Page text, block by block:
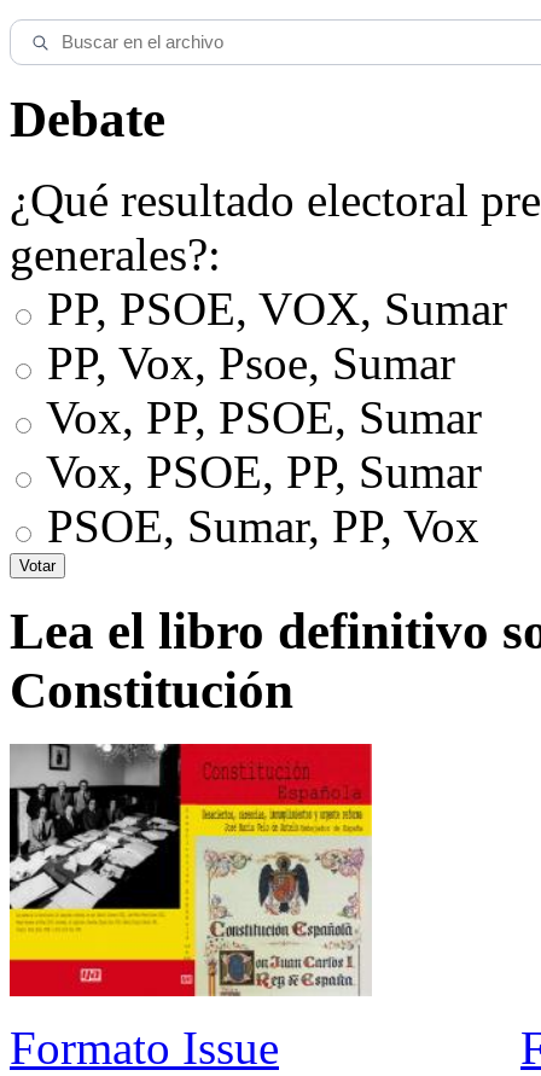
Debate
¿Qué resultado electoral
generales?:
PP, PSOE, VOX, Sumar
PP, Vox, Psoe, Sumar
Vox, PP, PSOE, Sumar
Vox, PSOE, PP, Sumar
PSOE, Sumar, PP, Vox
Lea el libro definitivo
Constitución
Formato Issue